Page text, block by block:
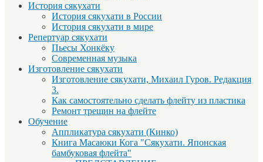
История сякухати
История сякухати в России
История сякухати в мире
Репертуар сякухати
Пьесы Хонкёку
Современная музыка
Изготовление сякухати
Изготовление сякухати, Михаил Гуров. Редакция
3.
Как самостоятельно сделать флейту из пластика
Ремонт трещин на флейте
Обучение
Аппликатура сякухати (Кинко)
Книга Масаюки Кога "Сякухати. Японская
бамбуковая флейта"